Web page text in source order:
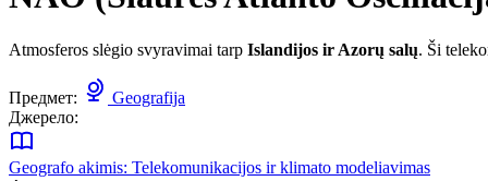
Atmosferos slėgio svyravimai tarp Islandijos ir Azorų salų. Ši
Предмет:
Geografija
Джерело:
Geografo akimis: Telekomunikacijos ir klimato modeliavimas